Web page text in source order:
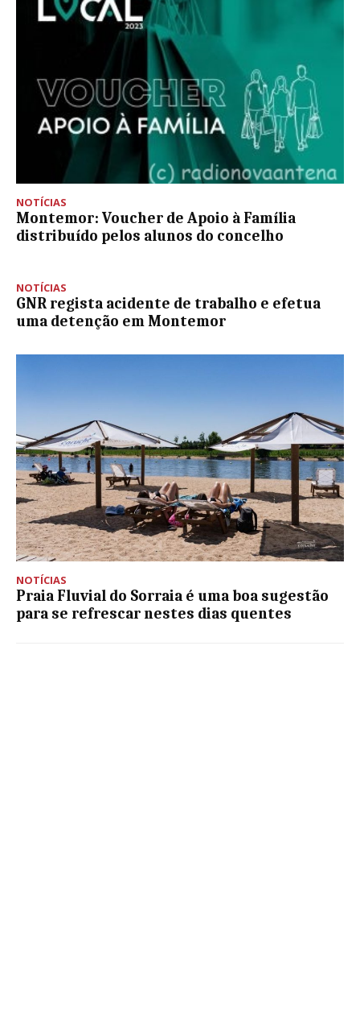
NOTÍCIAS
Montemor: Voucher de Apoio à Família
distribuído pelos alunos do concelho
NOTÍCIAS
GNR regista acidente de trabalho e efetua
uma detenção em Montemor
NOTÍCIAS
Praia Fluvial do Sorraia é uma boa sugestão
para se refrescar nestes dias quentes